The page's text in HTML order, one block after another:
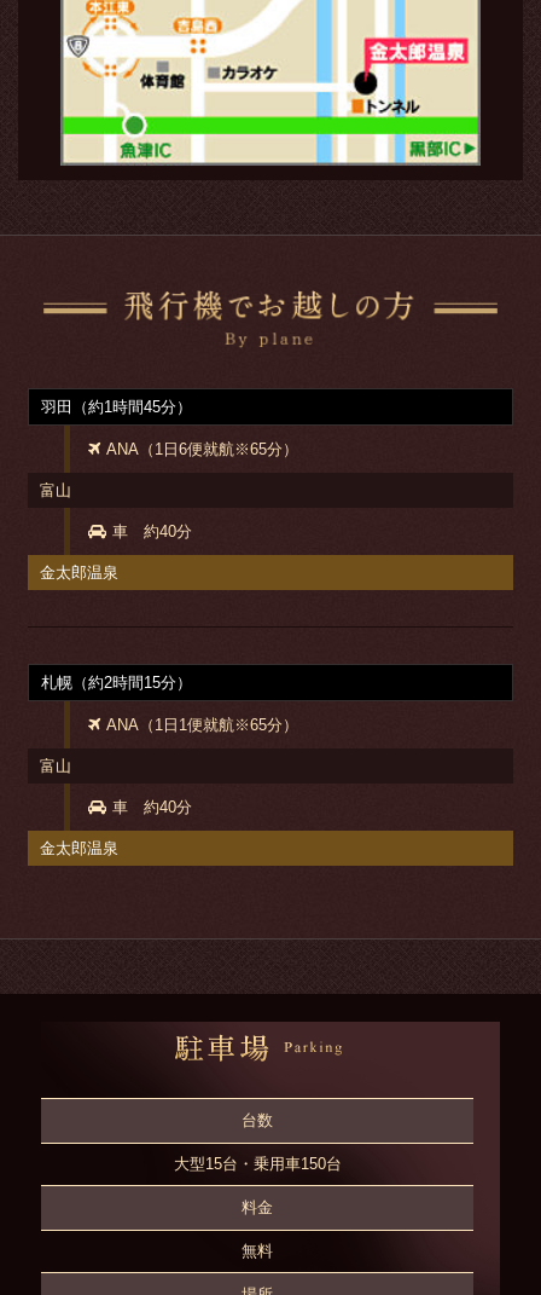
羽田（約1時間45分）
ANA（1日6便就航※65分）
富山
車 約40分
金太郎温泉
札幌（約2時間15分）
ANA（1日1便就航※65分）
富山
車 約40分
金太郎温泉
台数
大型15台・乗用車150台
料金
無料